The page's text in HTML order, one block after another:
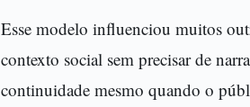
Esse modelo influenciou muitos
contexto social sem precisar de
continuidade mesmo quando o